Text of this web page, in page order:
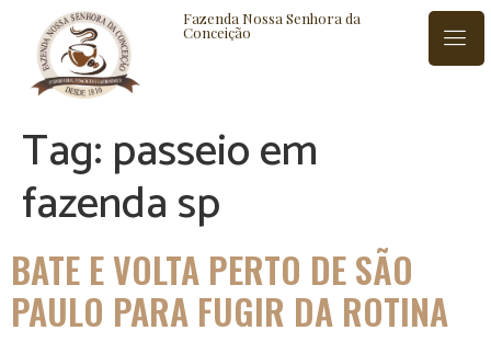
Fazenda Nossa Senhora da
Conceição
BLOG CONTATO
Tag:passeio em
fazenda sp
BATE E VOLTA PERTO DE SÃO
PAULO PARA FUGIR DA ROTINA